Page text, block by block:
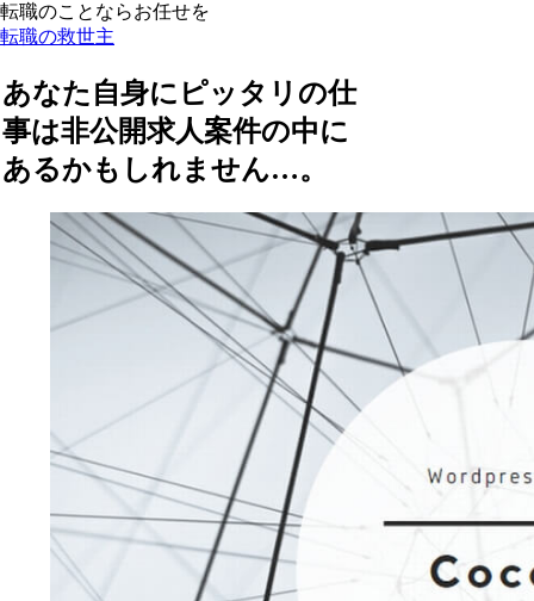
転職のことならお任せを
転職の救世主
あなた自身にピッタリの仕
事は非公開求人案件の中に
あるかもしれません…。